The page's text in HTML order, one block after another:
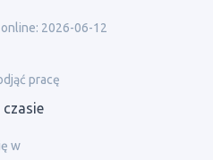
2026-06-12
pracę
w